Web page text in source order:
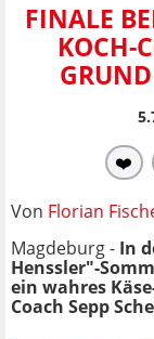
FINALE
KOCH-
❤️
Von Florian
Magdeburg - In
Henssler"-
ein wahres
Coach Sepp